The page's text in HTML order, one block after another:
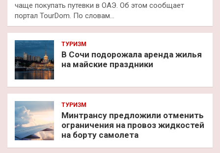
чаще покупать путевки в ОАЭ. Об этом сообщает
портал TourDom. По словам…
ТУРИЗМ
В Сочи подорожала аренда жилья
на майские праздники
ТУРИЗМ
Минтрансу предложили отменить
ограничения на провоз жидкостей
на борту самолета